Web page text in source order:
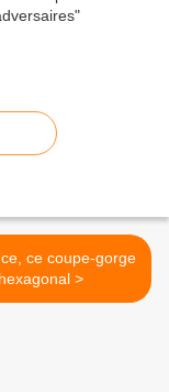
ce coupe-gorge
hexagonal >